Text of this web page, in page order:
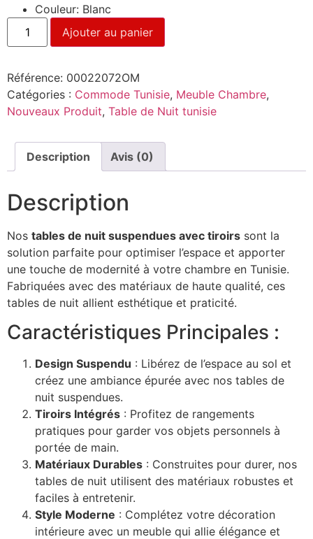
Couleur: Blanc
Ajouter au panier
Référence: 00022072OM
Catégories : Commode Tunisie, Meuble Chambre,
Nouveaux Produit, Table de Nuit tunisie
Description Avis (0)
Description
Nos tables de nuit suspendues avec tiroirs sont la
solution parfaite pour optimiser l’espace et apporter
une touche de modernité à votre chambre en Tunisie.
Fabriquées avec des matériaux de haute qualité, ces
tables de nuit allient esthétique et praticité.
Caractéristiques Principales :
Design Suspendu : Libérez de l’espace au sol et
créez une ambiance épurée avec nos tables de
nuit suspendues.
Tiroirs Intégrés : Profitez de rangements
pratiques pour garder vos objets personnels à
portée de main.
Matériaux Durables : Construites pour durer, nos
tables de nuit utilisent des matériaux robustes et
faciles à entretenir.
Style Moderne : Complétez votre décoration
intérieure avec un meuble qui allie élégance et